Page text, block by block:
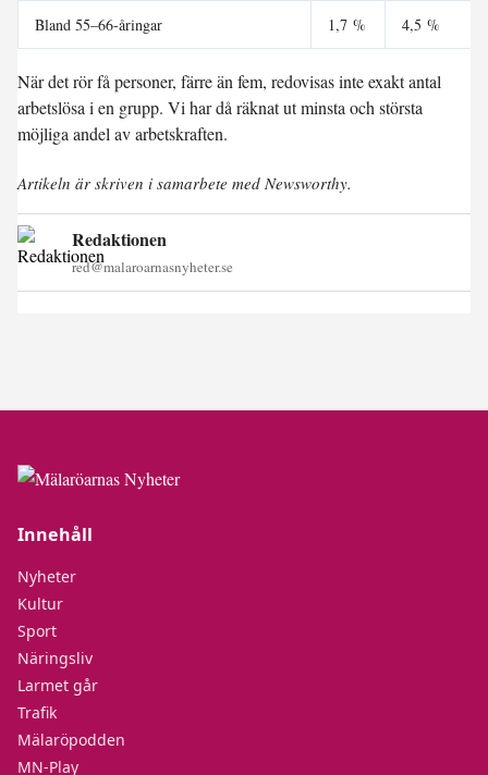
Bland 55–66-åringar 1,7 % 4,5 %
När det rör få personer, färre än fem, redovisas inte exakt antal
arbetslösa i en grupp. Vi har då räknat ut minsta och största
möjliga andel av arbetskraften.
Artikeln är skriven i samarbete med Newsworthy.
Redaktionen
red@malaroarnasnyheter.se
Innehåll
Nyheter
Kultur
Sport
Näringsliv
Larmet går
Trafik
Mälaröpodden
MN-Play